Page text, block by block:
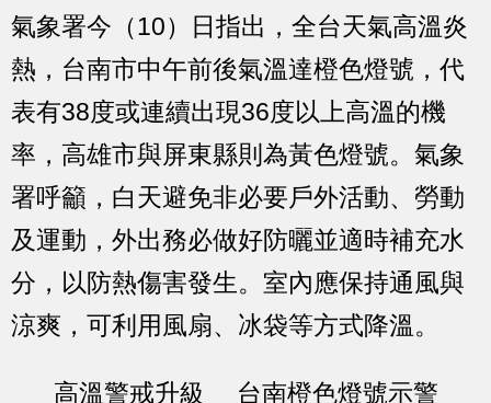
氣象署今（10）日指出，全台天氣高溫炎
熱，台南市中午前後氣溫達橙色燈號，代
表有38度或連續出現36度以上高溫的機
率，高雄市與屏東縣則為黃色燈號。氣象
署呼籲，白天避免非必要戶外活動、勞動
及運動，外出務必做好防曬並適時補充水
分，以防熱傷害發生。室內應保持通風與
涼爽，可利用風扇、冰袋等方式降溫。
高溫警戒升級 台南橙色燈號示警